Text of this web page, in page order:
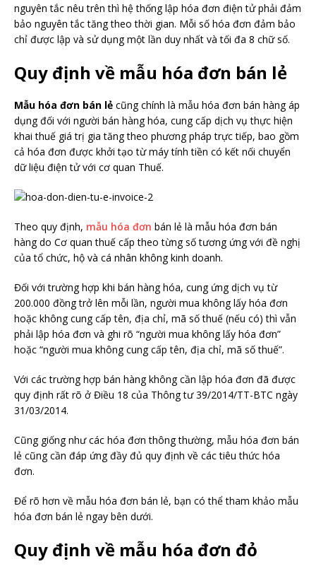
nguyên tắc nêu trên thì hệ thống lập hóa đơn điện tử phải đảm
bảo nguyên tắc tăng theo thời gian. Mỗi số hóa đơn đảm bảo
chỉ được lập và sử dụng một lần duy nhất và tối đa 8 chữ số.
Quy định về mẫu hóa đơn bán lẻ
Mẫu hóa đơn bán lẻ cũng chính là mẫu hóa đơn bán hàng áp
dụng đối với người bán hàng hóa, cung cấp dịch vụ thực hiện
khai thuế giá trị gia tăng theo phương pháp trực tiếp, bao gồm
cả hóa đơn được khởi tạo từ máy tính tiền có kết nối chuyển
dữ liệu điện tử với cơ quan Thuế.
Theo quy định, mẫu hóa đơn bán lẻ là mẫu hóa đơn bán
hàng do Cơ quan thuế cấp theo từng số tương ứng với đề nghị
của tổ chức, hộ và cá nhân không kinh doanh.
Đối với trường hợp khi bán hàng hóa, cung ứng dịch vụ từ
200.000 đồng trở lên mỗi lần, người mua không lấy hóa đơn
hoặc không cung cấp tên, địa chỉ, mã số thuế (nếu có) thì vẫn
phải lập hóa đơn và ghi rõ “người mua không lấy hóa đơn”
hoặc “người mua không cung cấp tên, địa chỉ, mã số thuế”.
Với các trường hợp bán hàng không cần lập hóa đơn đã được
quy định rất rõ ở Điều 18 của Thông tư 39/2014/TT-BTC ngày
31/03/2014.
Cũng giống như các hóa đơn thông thường, mẫu hóa đơn bán
lẻ cũng cần đáp ứng đầy đủ quy định về các tiêu thức hóa
đơn.
Để rõ hơn về mẫu hóa đơn bán lẻ, bạn có thể tham khảo mẫu
hóa đơn bán lẻ ngay bên dưới.
Quy định về mẫu hóa đơn đỏ